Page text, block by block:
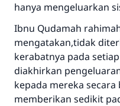
hanya mengeluarkan
Ibnu Qudamah
mengatakan,tidak
kerabatnya pada
diakhirkan
kepada mereka secara
memberikan sedikit